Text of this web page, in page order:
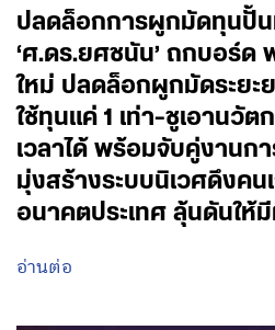
ปลดล็อกการผูกมัดทุนปั้น
‘ศ.ดร.ยศชนัน’ ถกบอร์ด
ใหม่ ปลดล็อกผูกมัดระยะ
ใช้ทุนแค่ 1 เท่า-ชูเอานวั
เวลาได้ พร้อมจับคู่งานกา
มุ่งสร้างระบบนิเวศดึงคน
อนาคตประเทศ ลุ้นดันให้
อ่านต่อ